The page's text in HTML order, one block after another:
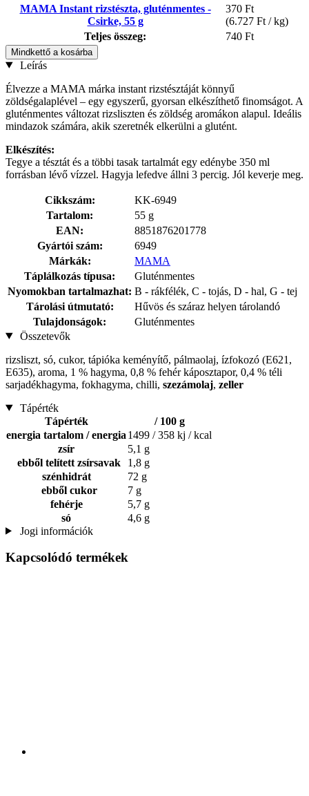
MAMA Instant rizstészta, gluténmentes -
Csirke, 55 g
370 Ft
(6.727 Ft / kg)
Teljes összeg:
740 Ft
Mindkettő a kosárba
Leírás
Élvezze a MAMA márka instant rizstésztáját könnyű
zöldségalaplével – egy egyszerű, gyorsan elkészíthető finomságot. A
gluténmentes változat rizsliszten és zöldség aromákon alapul. Ideális
mindazok számára, akik szeretnék elkerülni a glutént.
Elkészítés:
Tegye a tésztát és a többi tasak tartalmát egy edénybe 350 ml
forrásban lévő vízzel. Hagyja lefedve állni 3 percig. Jól keverje meg.
Cikkszám:
KK-6949
Tartalom:
55 g
EAN:
8851876201778
Gyártói szám:
6949
Márkák:
MAMA
Táplálkozás típusa:
Gluténmentes
Nyomokban tartalmazhat: B - rákfélék, C - tojás, D - hal, G - tej
Tárolási útmutató:
Hűvös és száraz helyen tárolandó
Tulajdonságok:
Gluténmentes
Összetevők
rizsliszt, só, cukor, tápióka keményítő, pálmaolaj, ízfokozó (E621,
E635), aroma, 1 % hagyma, 0,8 % fehér káposztapor, 0,4 % téli
sarjadékhagyma, fokhagyma, chilli, szezámolaj, zeller
Tápérték
Tápérték
/ 100 g
energia tartalom / energia 1499 / 358 kj / kcal
zsír
5,1 g
ebből telített zsírsavak
1,8 g
szénhidrát
72 g
ebből cukor
7 g
fehérje
5,7 g
só
4,6 g
Jogi információk
Kapcsolódó termékek